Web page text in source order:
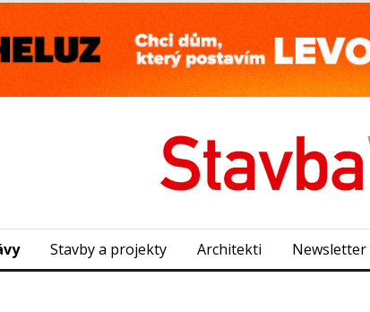
Stavby a projekty Architekti Newsletter